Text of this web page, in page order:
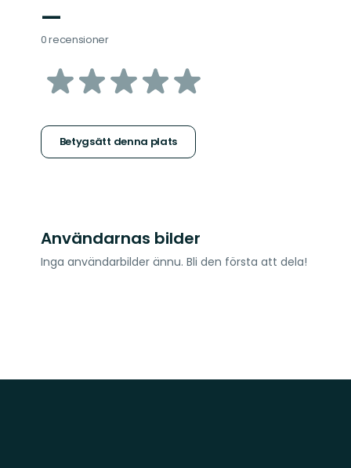
—
0 recensioner
av
stjärnor
Betygsätt denna plats
Användarnas bilder
Inga användarbilder ännu. Bli den första att dela!